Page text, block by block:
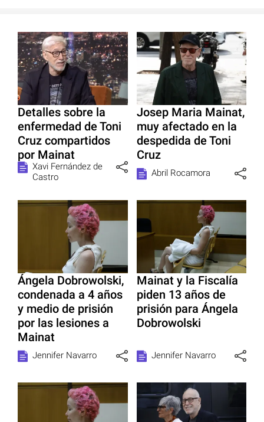
Detalles sobre la
enfermedad de Toni
Cruz compartidos
por Mainat
Xavi Fernández de
Castro
Josep Maria Mainat,
muy afectado en la
despedida de Toni
Cruz
Abril Rocamora
Ángela Dobrowolski,
condenada a 4 años
y medio de prisión
por las lesiones a
Mainat
Jennifer Navarro
Mainat y la Fiscalía
piden 13 años de
prisión para Ángela
Dobrowolski
Jennifer Navarro